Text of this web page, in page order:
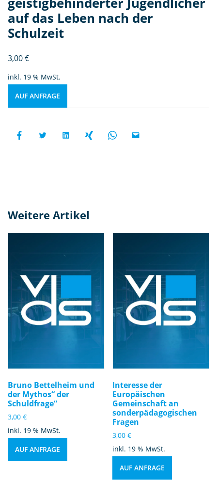
auf das Leben nach der
Schulzeit
3,00€
inkl. 19 % MwSt.
AUF ANFRAGE
Weitere Artikel
Bruno Bettelheim und
der Mythos“ der
Schuldfrage“
3,00 €
inkl. 19 % MwSt.
AUF ANFRAGE
Interesse der
Europäischen
Gemeinschaft an
sonderpädagogischen
Fragen
3,00€
inkl. 19 % MwSt.
AUF ANFRAGE